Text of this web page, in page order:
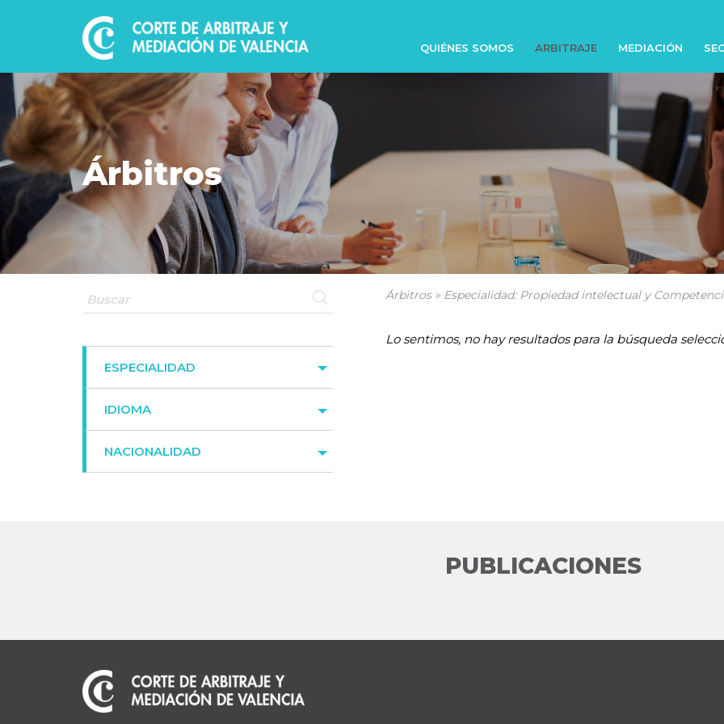
QUIÉNES SOMOS ARBITRAJE MEDIACIÓN
Árbitros
ESPECIALIDAD
IDIOMA
NACIONALIDAD
Árbitros » Especialidad: Propiedad intelectual y
Lo sentimos, no hay resultados para la búsqueda
PUBLICACIONES